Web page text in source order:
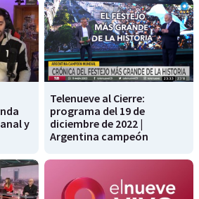
y
Telenueve al Cierre:
programa del 19 de
diciembre de 2022 |
Argentina campeón